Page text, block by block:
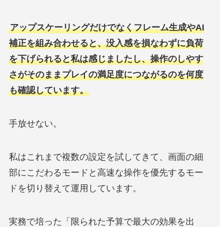
アップスケーリングだけでなくフレーム生成やAI
補正を組み合わせると、没入感を損なわずに負荷
を下げられると私は感じましたし、操作のしやす
さがそのままプレイの満足度につながるのを何度
も確認しています。
手放せない。
私はこれまで複数の設定を試してきて、画面の細
部にこだわるモードと高速な操作を優先するモー
ドを切り替えて運用しています。
実務で培った「限られた予算で最大の効果を出